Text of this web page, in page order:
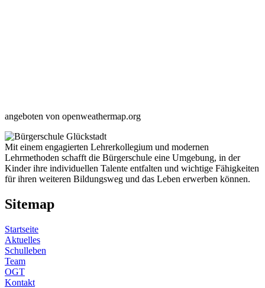
angeboten von openweathermap.org
Mit einem engagierten Lehrerkollegium und modernen
Lehrmethoden schafft die Bürgerschule eine Umgebung, in der
Kinder ihre individuellen Talente entfalten und wichtige Fähigkeiten
für ihren weiteren Bildungsweg und das Leben erwerben können.
Sitemap
Startseite
Aktuelles
Schulleben
Team
OGT
Kontakt